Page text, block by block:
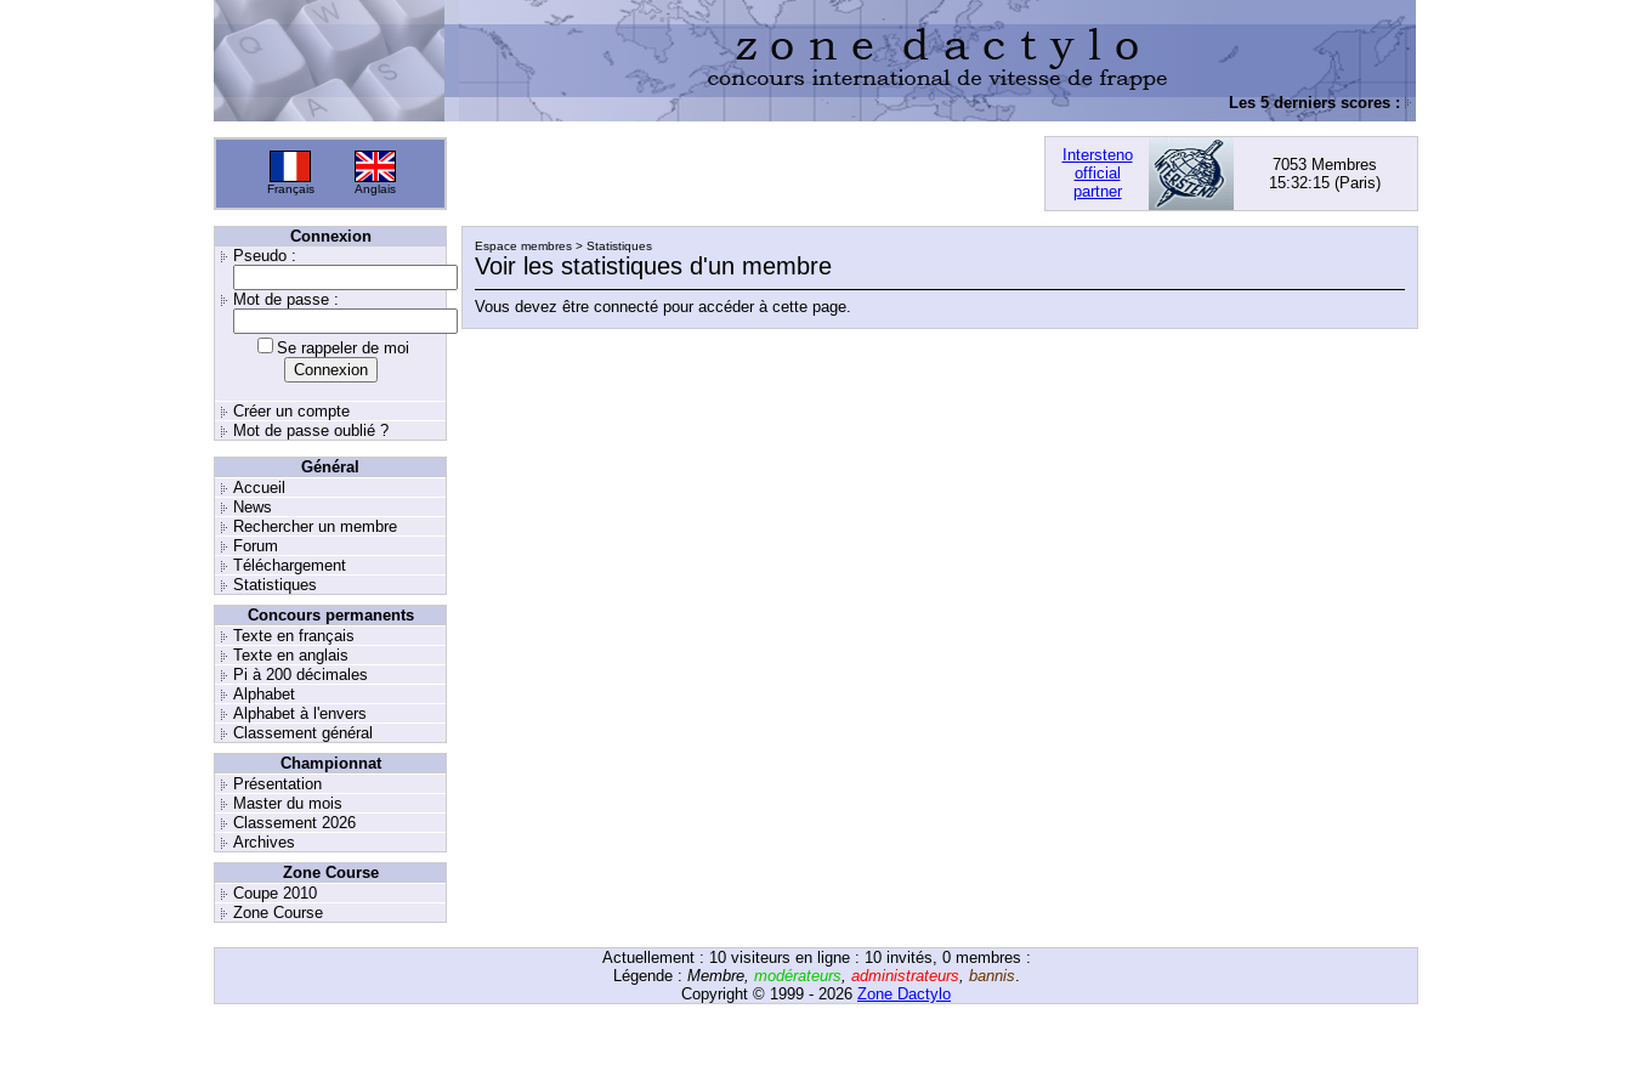
Les 5 derniers scores :
Français Anglais
Intersteno
official
partner
7053 Membres
15:32:15(Paris)
Connexion
Pseudo :
Mot de passe :
Se rappeler de moi
Créer un compte
Mot de passe oublié ?
Général
Accueil
News
Rechercher un membre
Forum
Téléchargement
Statistiques
Concours permanents
Texte en français
Texte en anglais
Pi à 200 décimales
Alphabet
Alphabet à l'envers
Classement général
Championnat
Présentation
Master du mois
Classement 2026
Archives
Zone Course
Coupe 2010
Zone Course
Espace membres > Statistiques
Voir les statistiques d'un membre
Vous devez être connecté pour accéder à cette page.
Actuellement : 10visiteurs en ligne : 10 invités, 0 membres :
Légende : Membre, modérateurs, administrateurs, bannis.
Copyright © 1999 - 2026 Zone Dactylo